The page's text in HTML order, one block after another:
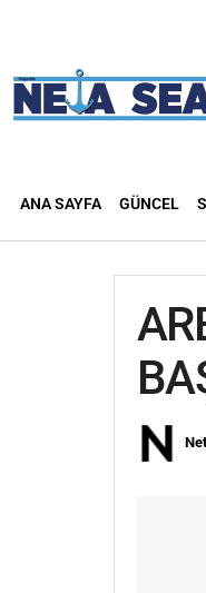
ANA SAYFA GÜNCEL